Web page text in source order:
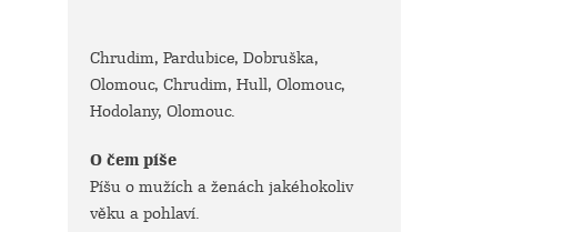
Chrudim, Pardubice, Dobruška,
Olomouc, Chrudim, Hull, Olomouc,
Hodolany, Olomouc.
O čem píše
Píšu o mužích a ženách jakéhokoliv
věku a pohlaví.